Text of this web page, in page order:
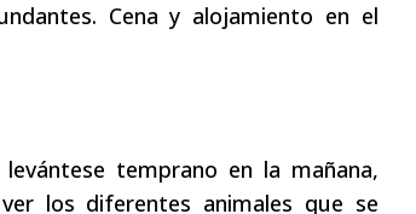
Cena y alojamiento en el
temprano en la mañana,
los diferentes animales que se